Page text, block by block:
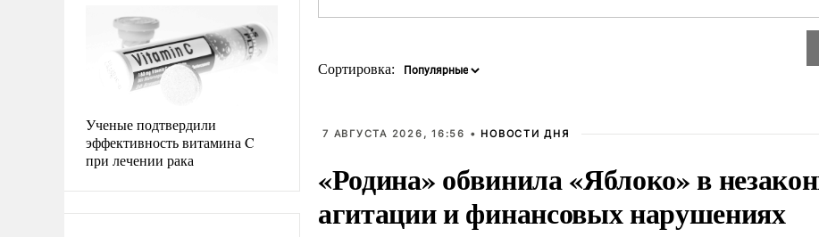
Ученые подтвердили
эффективность витамина C
при лечении рака
Сортировка:
7 АВГУСТА 2026, 16:56 • НОВОСТИ ДНЯ
«Родина» обвинила «Яблоко» в
агитации и финансовых нарушениях